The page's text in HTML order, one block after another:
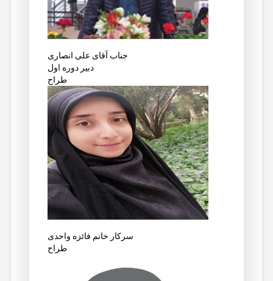
جناب آقای علی انصاری
دبیر دوره اول
طراح
سرکار خانم فائزه واحدی
طراح